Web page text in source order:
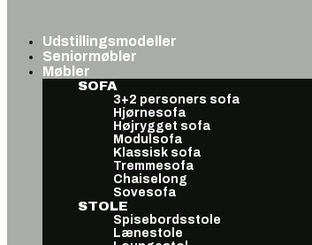
Udstillingsmodeller
Seniormøbler
Møbler
SOFA
3+2 personers sofa
Hjørnesofa
Højrygget sofa
Modulsofa
Klassisk sofa
Tremmesofa
Chaiselong
Sovesofa
STOLE
Spisebordsstole
Lænestole